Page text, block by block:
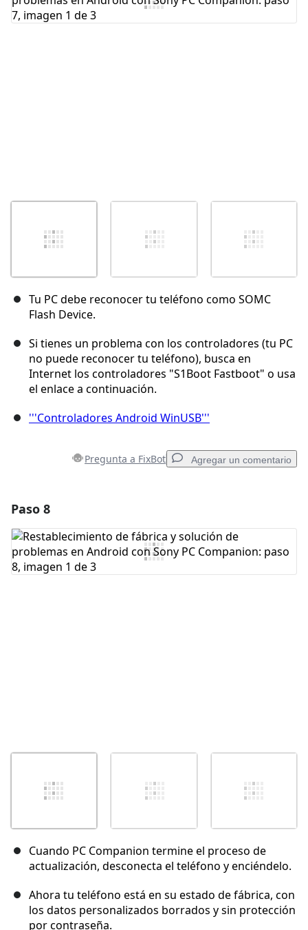
Tu PC debe reconocer tu teléfono como SOMC
Flash Device.
Si tienes un problema con los controladores (tu PC
no puede reconocer tu teléfono), busca en
Internet los controladores "S1Boot Fastboot" o usa
el enlace a continuación.
'''Controladores Android WinUSB'''
Pregunta a FixBot Agregar un comentario
Agregar Comentario
Paso 8
Cuando PC Companion termine el proceso de
actualización, desconecta el teléfono y enciéndelo.
Ahora tu teléfono está en su estado de fábrica, con
los datos personalizados borrados y sin protección
por contraseña.